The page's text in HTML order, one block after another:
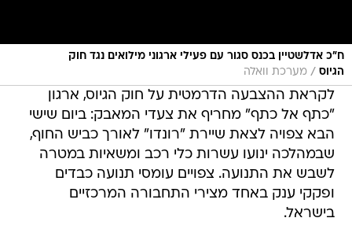
ח"כ אדלשטיין בכנס סגור עם פעילי ארגוני מילואים נגד חוק
הגיוס / מערכת וואלה
לקראת ההצבעה הדרמטית על חוק הגיוס, ארגון
"כתף אל כתף" מחריף את צעדי המאבק: ביום שישי
הבא צפויה לצאת שיירת "רונדו" לאורך כביש החוף,
שבמהלכה ינועו עשרות כלי רכב ומשאיות במטרה
לשבש את התנועה. צפויים עומסי תנועה כבדים
ופקקי ענק באחד מצירי התחבורה המרכזיים
בישראל.